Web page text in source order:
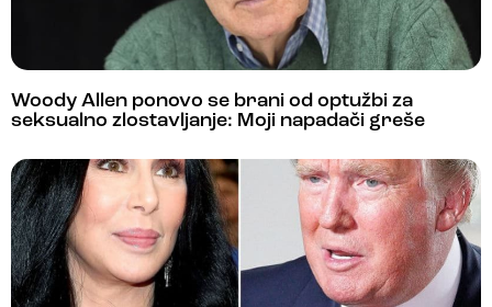
Woody Allen ponovo se brani od optužbi za
seksualno zlostavljanje: Moji napadači greše